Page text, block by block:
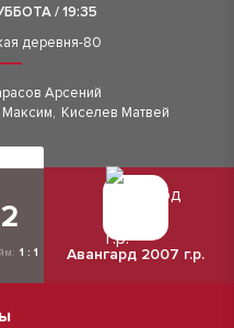
/ 19:35
деревня-80
Арсений
, Киселев Матвей
1 : 1 Авангард 2007 г.р.